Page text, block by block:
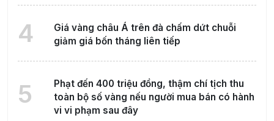
4
Giá vàng châu Á trên đà chấm dứt chuỗi
giảm giá bốn tháng liên tiếp
5
Phạt đến 400 triệu đồng, thậm chí tịch thu
toàn bộ số vàng nếu người mua bán có hành
vi vi phạm sau đây